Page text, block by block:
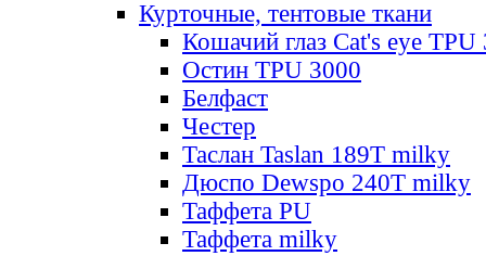
Курточные, тентовые ткани
Кошачий глаз Cat's eye TPU
Остин TPU 3000
Белфаст
Честер
Таслан Taslan 189T milky
Дюспо Dewspo 240T milky
Таффета PU
Таффета milky